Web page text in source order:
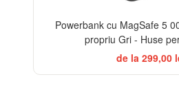
Powerbank cu MagSafe 5
propriu Gri - Huse
de la 299,00